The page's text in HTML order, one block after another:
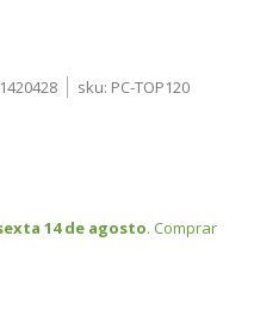
sku: PC-TOP120
14 de agosto. Comprar